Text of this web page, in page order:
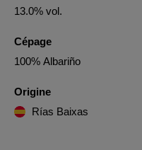
13.0% vol.
Cépage
100% Albariño
Origine
Rías Baixas